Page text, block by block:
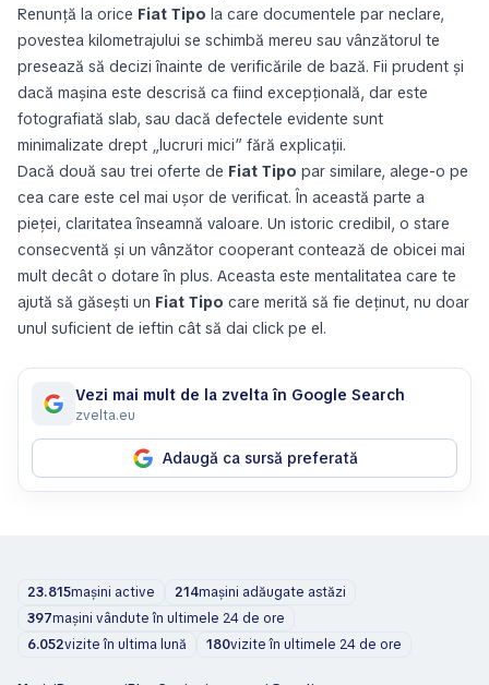
Renunță la orice Fiat Tipo la care documentele par neclare,
povestea kilometrajului se schimbă mereu sau vânzătorul te
presează să decizi înainte de verificările de bază. Fii prudent și
dacă mașina este descrisă ca fiind excepțională, dar este
fotografiată slab, sau dacă defectele evidente sunt
minimalizate drept „lucruri mici” fără explicații.
Dacă două sau trei oferte de Fiat Tipo par similare, alege-o pe
cea care este cel mai ușor de verificat. În această parte a
pieței, claritatea înseamnă valoare. Un istoric credibil, o stare
consecventă și un vânzător cooperant contează de obicei mai
mult decât o dotare în plus. Aceasta este mentalitatea care te
ajută să găsești un Fiat Tipo care merită să fie deținut, nu doar
unul suficient de ieftin cât să dai click pe el.
Vezi mai mult de la zvelta în Google Search
zvelta.eu
Adaugă ca sursă preferată
23.815mașini active 214mașini adăugate astăzi
397mașini vândute în ultimele 24 de ore
6.052vizite în ultima lună 180vizite în ultimele 24 de ore